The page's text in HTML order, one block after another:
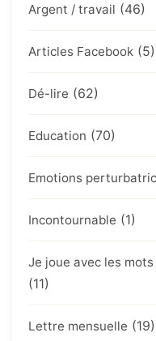
Argent / travail (46)
Articles Facebook (5)
Dé-lire (62)
Education (70)
Emotions
Incontournable (1)
Je joue avec les
(11)
Lettre mensuelle (19)